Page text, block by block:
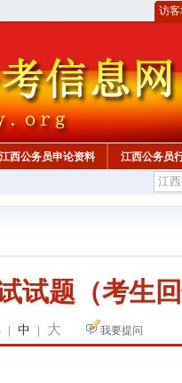
访客
江西公务员申论资料 江西公务员
试题（考生回
中 大 我要提问